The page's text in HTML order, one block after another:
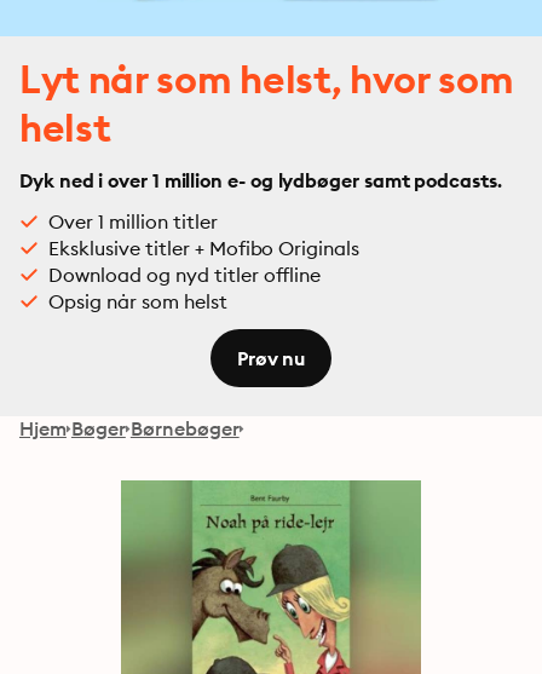
Lyt når som helst, hvor som
helst
Dyk ned i over 1 million e- og lydbøger samt podcasts.
Over 1 million titler
Eksklusive titler + Mofibo Originals
Download og nyd titler offline
Opsig når som helst
Prøv nu
Hjem Bøger Børnebøger